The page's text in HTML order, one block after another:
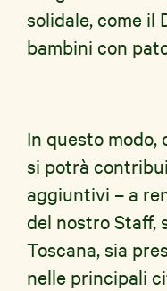
solidale, come il
bambini con
In questo modo,
si potrà
aggiuntivi – a
del nostro Staff,
Toscana, sia
nelle principali